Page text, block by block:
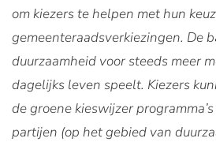
om kiezers te helpen met hun
gemeenteraadsverkiezingen. De
duurzaamheid voor steeds meer
dagelijks leven speelt. Kiezers
de groene kieswijzer
partijen (op het gebied van